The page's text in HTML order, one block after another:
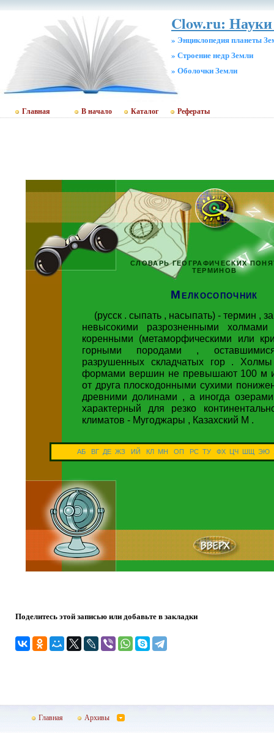
Clow.ru:
» Энциклопедия планеты
» Строение недр Земли
» Оболочки Земли
Главная В начало Каталог Рефераты
СЛОВАРЬ ГЕОГРАФИЧЕСКИХ
ТЕРМИНОВ
Мелкосопочник
(русск . сыпать , насыпать) - термин ,
невысокими разрозненными
коренными (метаморфическими или
горными породами ,
разрушенных складчатых гор .
формами вершин не превышают 100 м и
от друга плоскодонными сухими
древними долинами , а иногда
характерный для резко
климатов - Мугоджары , Казахский М .
АБ ВГ ДЕ ЖЗ ИЙ КЛ МН ОП РС ТУ ФХ ЦЧ ЭЮ
Поделитесь этой записью или добавьте в закладки
Главная Архивы